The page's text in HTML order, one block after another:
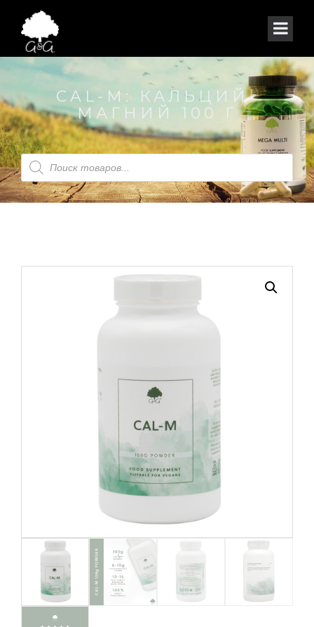
CAL-M: КАЛЬЦИЙ-
МАГНИЙ 100 Г
Products
search